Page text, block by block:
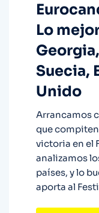
Lo
Suecia,
Unido
Arrancamos
que compiten
victoria en el
analizamos
países, y lo
aporta al